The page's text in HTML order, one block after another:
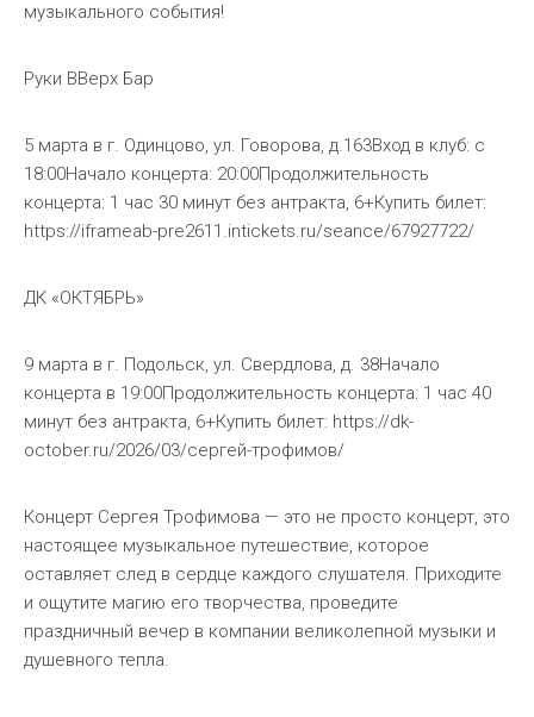
музыкального события!
Руки ВВерх Бар
5 марта в г. Одинцово, ул. Говорова, д.163Вход в клуб: с
18:00Начало концерта: 20:00Продолжительность
концерта: 1 час 30 минут без антракта, 6+Купить билет:
https://iframeab-pre2611.intickets.ru/seance/67927722/
ДК «ОКТЯБРЬ»
9 марта в г. Подольск, ул. Свердлова, д. 38Начало
концерта в 19:00Продолжительность концерта: 1 час 40
минут без антракта, 6+Купить билет: https://dk-
october.ru/2026/03/сергей-трофимов/
Концерт Сергея Трофимова — это не просто концерт, это
настоящее музыкальное путешествие, которое
оставляет след в сердце каждого слушателя. Приходите
и ощутите магию его творчества, проведите
праздничный вечер в компании великолепной музыки и
душевного тепла.